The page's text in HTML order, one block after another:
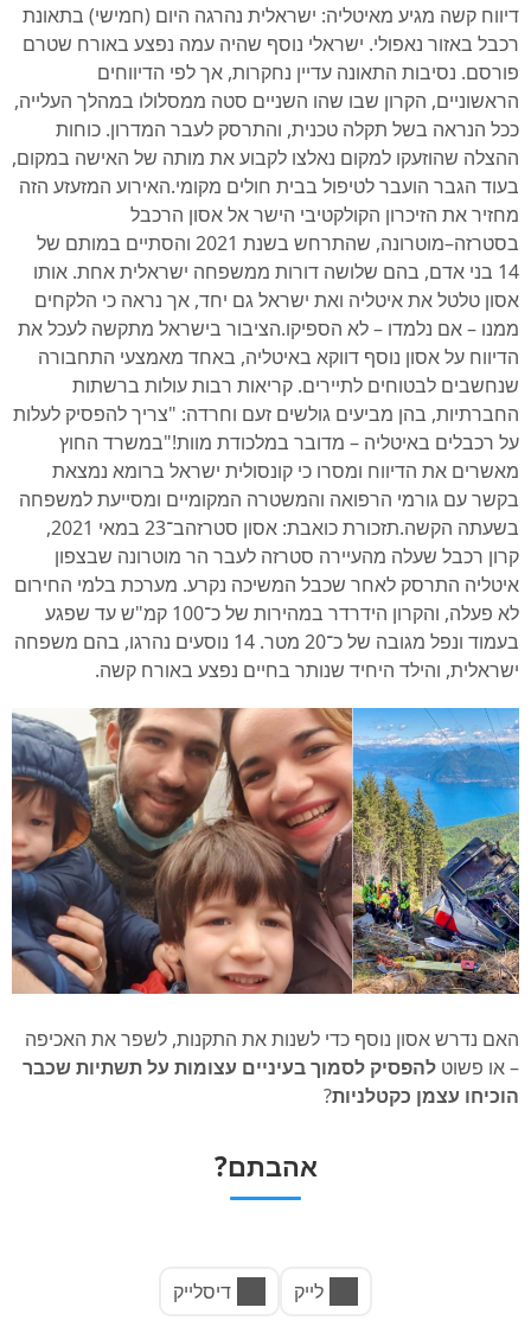
דיווח קשה מגיע מאיטליה: ישראלית נהרגה היום (חמישי) בתאונת
רכבל באזור נאפולי. ישראלי נוסף שהיה עמה נפצע באורח שטרם
פורסם. נסיבות התאונה עדיין נחקרות, אך לפי הדיווחים
הראשוניים, הקרון שבו שהו השניים סטה ממסלולו במהלך העלייה,
ככל הנראה בשל תקלה טכנית, והתרסק לעבר המדרון. כוחות
ההצלה שהוזעקו למקום נאלצו לקבוע את מותה של האישה במקום,
בעוד הגבר הועבר לטיפול בבית חולים מקומי.האירוע המזעזע הזה
מחזיר את הזיכרון הקולקטיבי הישר אל אסון הרכבל
בסטרזה–מוטרונה, שהתרחש בשנת 2021 והסתיים במותם של
14 בני אדם, בהם שלושה דורות ממשפחה ישראלית אחת. אותו
אסון טלטל את איטליה ואת ישראל גם יחד, אך נראה כי הלקחים
ממנו – אם נלמדו – לא הספיקו.הציבור בישראל מתקשה לעכל את
הדיווח על אסון נוסף דווקא באיטליה, באחד מאמצעי התחבורה
שנחשבים לבטוחים לתיירים. קריאות רבות עולות ברשתות
החברתיות, בהן מביעים גולשים זעם וחרדה: "צריך להפסיק לעלות
על רכבלים באיטליה – מדובר במלכודת מוות!"במשרד החוץ
מאשרים את הדיווח ומסרו כי קונסולית ישראל ברומא נמצאת
בקשר עם גורמי הרפואה והמשטרה המקומיים ומסייעת למשפחה
בשעתה הקשה.תזכורת כואבת: אסון סטרזהב־23 במאי 2021,
קרון רכבל שעלה מהעיירה סטרזה לעבר הר מוטרונה שבצפון
איטליה התרסק לאחר שכבל המשיכה נקרע. מערכת בלמי החירום
לא פעלה, והקרון הידרדר במהירות של כ־100 קמ"ש עד שפגע
בעמוד ונפל מגובה של כ־20 מטר. 14 נוסעים נהרגו, בהם משפחה
ישראלית, והילד היחיד שנותר בחיים נפצע באורח קשה.
האם נדרש אסון נוסף כדי לשנות את התקנות, לשפר את האכיפה
– או פשוט להפסיק לסמוך בעיניים עצומות על תשתיות שכבר
הוכיחו עצמן כקטלניות?
אהבתם?
לייק דיסלייק